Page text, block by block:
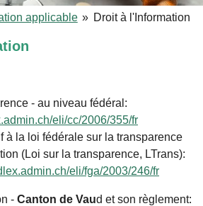
applicable » Droit à l'Information
- au niveau fédéral:
eli/cc/2006/355/fr
à la loi fédérale sur la transparence
(Loi sur la transparence, LTrans):
eli/fga/2003/246/fr
- Canton de Vaud et son règlement: